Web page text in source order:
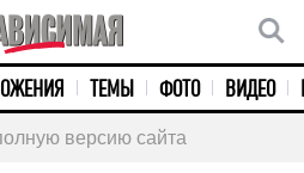
ТЕМЫ ФОТО ВИДЕО
версию сайта